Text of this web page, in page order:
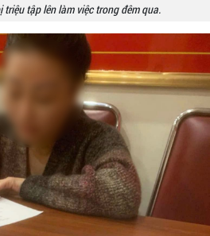
tập lên làm việc trong đêm qua.